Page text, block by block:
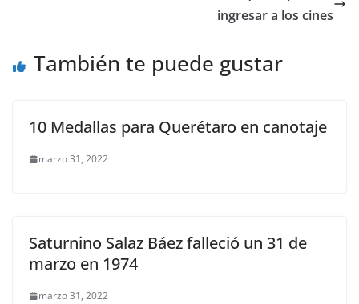
k
m
ingresar a los cines
También te puede gustar
10 Medallas para Querétaro en canotaje
marzo 31, 2022
Saturnino Salaz Báez falleció un 31 de
marzo en 1974
marzo 31, 2022